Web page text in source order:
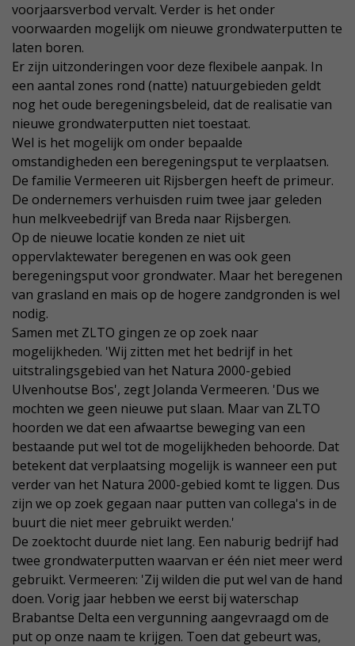
voorjaarsverbod vervalt. Verder is het onder
voorwaarden mogelijk om nieuwe grondwaterputten te
laten boren.
Er zijn uitzonderingen voor deze flexibele aanpak. In
een aantal zones rond (natte) natuurgebieden geldt
nog het oude beregeningsbeleid, dat de realisatie van
nieuwe grondwaterputten niet toestaat.
Wel is het mogelijk om onder bepaalde
omstandigheden een beregeningsput te verplaatsen.
De familie Vermeeren uit Rijsbergen heeft de primeur.
De ondernemers verhuisden ruim twee jaar geleden
hun melkveebedrijf van Breda naar Rijsbergen.
Op de nieuwe locatie konden ze niet uit
oppervlaktewater beregenen en was ook geen
beregeningsput voor grondwater. Maar het beregenen
van grasland en mais op de hogere zandgronden is wel
nodig.
Samen met ZLTO gingen ze op zoek naar
mogelijkheden. 'Wij zitten met het bedrijf in het
uitstralingsgebied van het Natura 2000-gebied
Ulvenhoutse Bos', zegt Jolanda Vermeeren. 'Dus we
mochten we geen nieuwe put slaan. Maar van ZLTO
hoorden we dat een afwaartse beweging van een
bestaande put wel tot de mogelijkheden behoorde. Dat
betekent dat verplaatsing mogelijk is wanneer een put
verder van het Natura 2000-gebied komt te liggen. Dus
zijn we op zoek gegaan naar putten van collega's in de
buurt die niet meer gebruikt werden.'
De zoektocht duurde niet lang. Een naburig bedrijf had
twee grondwaterputten waarvan er één niet meer werd
gebruikt. Vermeeren: 'Zij wilden die put wel van de hand
doen. Vorig jaar hebben we eerst bij waterschap
Brabantse Delta een vergunning aangevraagd om de
put op onze naam te krijgen. Toen dat gebeurt was,